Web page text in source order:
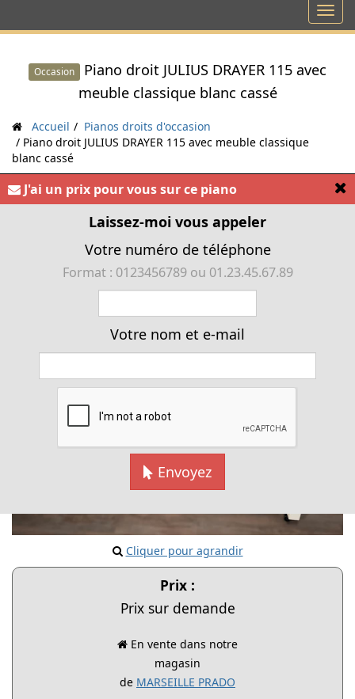
Occasion
Piano droit JULIUS DRAYER 115 avec
meuble classique blanc cassé
Accueil
Pianos droits d'occasion
Piano droit JULIUS DRAYER 115 avec meuble classique
blanc cassé
« Piano droit JULIUS DRAYER 115. Un piano Format
tradition idéal pour les pianistes débutants. C'est un
modèle étude parfait pour les premières années
d'apprentissage. »
Cliquer pour agrandir
Prix :
Prix sur demande
En vente dans notre
magasin
de MARSEILLE PRADO
J'ai un prix pour vous sur ce piano
Laissez-moi vous appeler
Votre numéro de téléphone
Format : 0123456789 ou 01.23.45.67.89
Votre nom et e-mail
Envoyez